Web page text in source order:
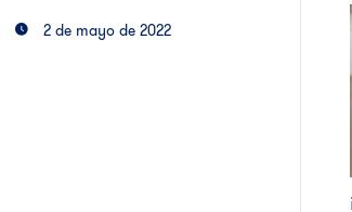
2 de mayo de 2022